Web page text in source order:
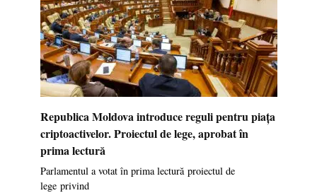
Republica Moldova introduce reguli pentru piața
criptoactivelor. Proiectul de lege, aprobat în
prima lectură
Parlamentul a votat în prima lectură proiectul de
lege privind